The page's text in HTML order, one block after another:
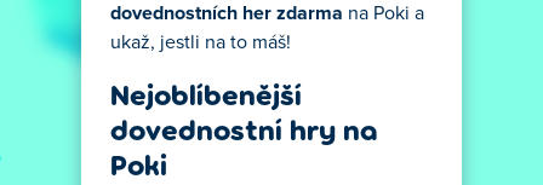
dovednostních her zdarma na Poki a
ukaž, jestli na to máš!
Nejoblíbenější
dovednostní hry na
Poki